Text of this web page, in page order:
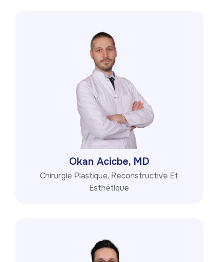
Okan Acicbe, MD
Chirurgie Plastique, Reconstructive Et
Esthétique